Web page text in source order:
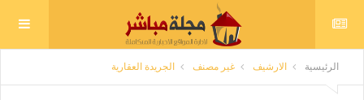
الرئيسية الارشيف غير مصنف الجريدة العقارية